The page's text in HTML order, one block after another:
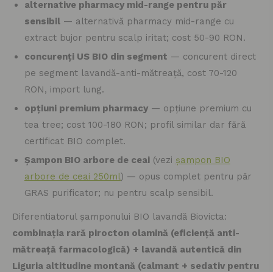
alternative pharmacy mid-range pentru păr
sensibil — alternativă pharmacy mid-range cu
extract bujor pentru scalp iritat; cost 50-90 RON.
concurenți US BIO din segment — concurent direct
pe segment lavandă-anti-mătreață, cost 70-120
RON, import lung.
opțiuni premium pharmacy — opțiune premium cu
tea tree; cost 100-180 RON; profil similar dar fără
certificat BIO complet.
Șampon BIO arbore de ceai (vezi șampon BIO
arbore de ceai 250ml) — opus complet pentru păr
GRAS purificator; nu pentru scalp sensibil.
Diferentiatorul șamponului BIO lavandă Biovicta:
combinația rară pirocton olamină (eficiență anti-
mătreață farmacologică) + lavandă autentică din
Liguria altitudine montană (calmant + sedativ pentru